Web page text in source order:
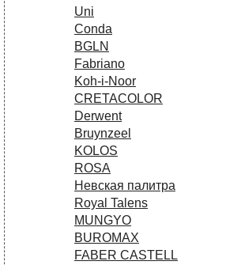
Uni
Conda
BGLN
Fabriano
Koh-i-Noor
CRETACOLOR
Derwent
Bruynzeel
KOLOS
ROSA
Невская палитра
Royal Talens
MUNGYO
BUROMAX
FABER CASTELL